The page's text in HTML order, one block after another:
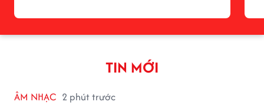
TIN MỚI
ÂM NHẠC 2 phút trước